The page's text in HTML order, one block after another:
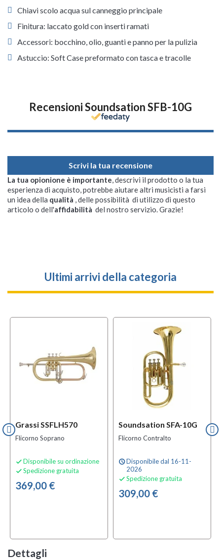
Chiavi scolo acqua sul canneggio principale
Finitura: laccato gold con inserti ramati
Accessori: bocchino, olio, guanti e panno per la pulizia
Astuccio: Soft Case preformato con tasca e tracolle
Recensioni Soundsation SFB-10G
Scrivi la tua recensione
La tua opionione è importante, descrivi il prodotto o la tua
esperienza di acquisto, potrebbe aiutare altri musicisti a farsi
un idea della qualità , delle possibilità di utilizzo di questo
articolo o dell'affidabilità del nostro servizio. Grazie!
Ultimi arrivi della categoria
Grassi SSFLH570
Flicorno Soprano
 Disponibile su ordinazione
 Spedizione gratuita
369,00 €
Soundsation SFA-10G
Flicorno Contralto
scheduleDisponibile dal 16-11-
2026
 Spedizione gratuita
309,00 €
Dettagli